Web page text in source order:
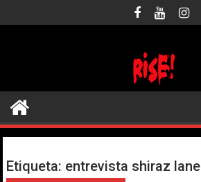
al
Etiqueta: entrevista shiraz lane